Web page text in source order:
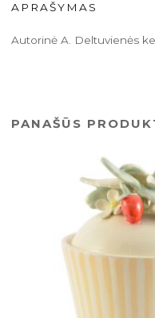
APRAŠYMAS
Autorinė A. Deltuvienės
PANAŠŪS